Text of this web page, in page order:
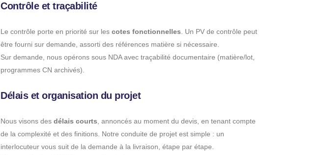
Contrôle et traçabilité
Le contrôle porte en priorité sur les cotes fonctionnelles . Un PV de contrôle peut
être fourni sur demande, assorti des références matière si nécessaire.
Sur demande, nous opérons sous NDA avec traçabilité documentaire (matière/lot,
programmes CN archivés).
Délais et organisation du projet
Nous visons des délais courts , annoncés au moment du devis, en tenant compte
de la complexité et des finitions. Notre conduite de projet est simple : un
interlocuteur vous suit de la demande à la livraison, étape par étape.